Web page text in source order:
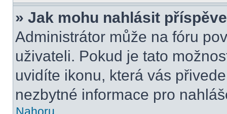
» Jak mohu nahlásit
Administrátor může na fóru
uživateli. Pokud je tato
uvidíte ikonu, která vás
nezbytné informace pro